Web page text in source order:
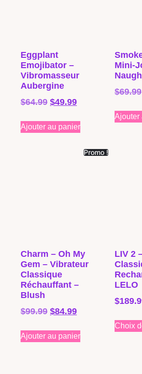
Eggplant
Emojibator –
Vibromasseur
Aubergine
$64.99 $49.99
Ajouter au panier
Mini-
$69.99
Ajouter
Promo !
Charm – Oh My
Gem – Vibrateur
Classique
Réchauffant –
Blush
$99.99 $84.99
Ajouter au panier
LIV 2
LELO
$
Choix